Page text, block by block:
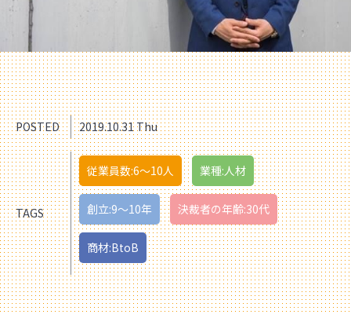
POSTED 2019.10.31 Thu
TAGS
従業員数:6～10人 業種:人材
創立:9〜10年 決裁者の年齢:30代
商材:BtoB